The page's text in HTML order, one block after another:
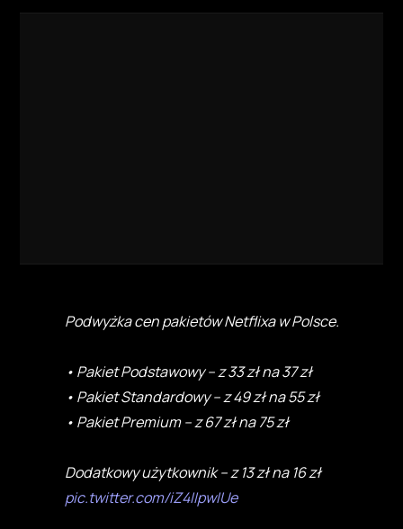
Podwyżka cen pakietów Netflixa w Polsce.
• Pakiet Podstawowy – z 33 zł na 37 zł
• Pakiet Standardowy – z 49 zł na 55 zł
• Pakiet Premium – z 67 zł na 75 zł
Dodatkowy użytkownik – z 13 zł na 16 zł
pic.twitter.com/iZ4IIpwIUe